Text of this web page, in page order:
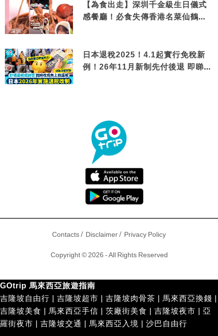
【為食出走】深圳千金級生日儀式
感餐廳！必食失傳香港名菜仙鶴神
日本退稅2025！4.1起實行免稅新
例！26年11月新制先付後退 即睇步
Contacts/ Disclaimer/ Privacy Policy
Copyright © 2026 - All Rights Reserved
GOtrip 馬來西亞旅遊指南
吉隆坡自由行
吉隆坡超市 吉隆坡肉骨茶 馬來西亞換錢
吉隆坡美食
馬來西亞手信 茨廠街美食 吉隆坡夜市
亞
羅街夜市
吉隆坡交通 馬來西亞入境 沙巴自由行